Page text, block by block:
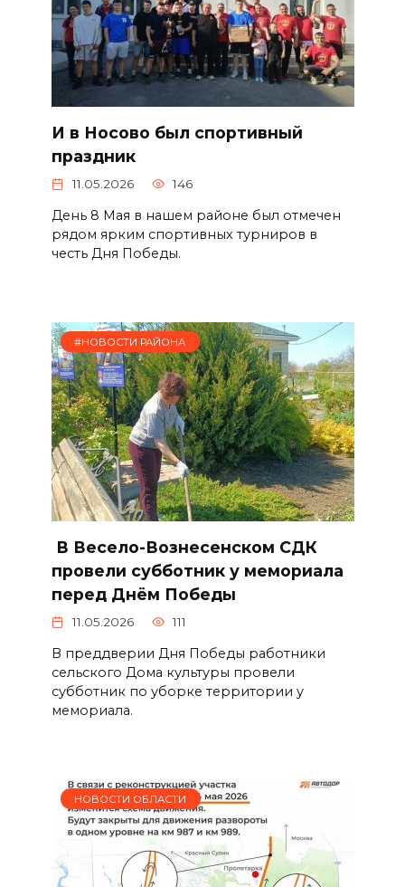
И в Носово был спортивный
праздник
11.05.2026 146
День 8 Мая в нашем районе был отмечен
рядом ярким спортивных турниров в
честь Дня Победы.
#НОВОСТИ РАЙОНА
В Весело-Вознесенском СДК
провели субботник у мемориала
перед Днём Победы
11.05.2026 111
В преддверии Дня Победы работники
сельского Дома культуры провели
субботник по уборке территории у
мемориала.
НОВОСТИ ОБЛАСТИ